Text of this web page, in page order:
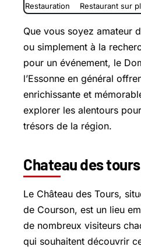
Restauration
Restaurant sur
Que vous soyez amateur
ou simplement à la
pour un événement, le
l’Essonne en général
enrichissante et
explorer les alentours
trésors de la région.
Chateau des
Le Château des Tours,
de Courson, est un lieu
de nombreux visiteurs
qui souhaitent découvrir